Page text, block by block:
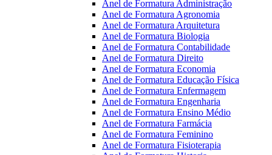
Anel de Formatura Administração
Anel de Formatura Agronomia
Anel de Formatura Arquitetura
Anel de Formatura Biologia
Anel de Formatura Contabilidade
Anel de Formatura Direito
Anel de Formatura Economia
Anel de Formatura Educação Física
Anel de Formatura Enfermagem
Anel de Formatura Engenharia
Anel de Formatura Ensino Médio
Anel de Formatura Farmácia
Anel de Formatura Feminino
Anel de Formatura Fisioterapia